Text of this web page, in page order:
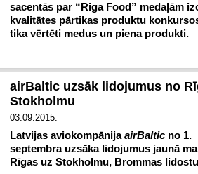
sacentās par “Riga Food” medaļām
kvalitātes pārtikas produktu
tika vērtēti medus un piena produkti.
airBaltic uzsāk lidojumus no
Stokholmu
03.09.2015.
Latvijas aviokompānijaairBaltic no 1.
septembra uzsāka lidojumus jaunā
Rīgas uz Stokholmu, Brommas